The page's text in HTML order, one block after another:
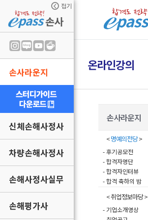
접기
손사라운지
신체손해사정사
차량손해사정사
손해사정사실무
손해평가사
온라인강의
손사라운지
<명예의전당>
- 후기공모전
- 합격자명단
- 합격자인터뷰
- 합격 축하의 밤
< 취업정보마당 >
- 기업소개영상